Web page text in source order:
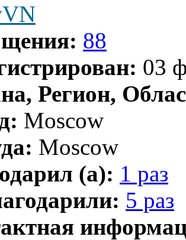
88
03
Регион,
Moscow
Moscow
(а): 1 раз
5 раз